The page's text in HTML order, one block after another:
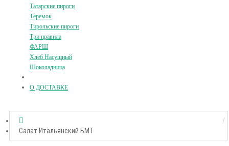
Татарские пироги
Теремок
Тирольские пироги
Три правила
ФАРШ
Хлеб Насущный
Шоколадница
О ДОСТАВКЕ
Салат Итальянский БМТ